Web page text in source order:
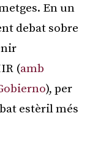
En un
debat sobre
(amb
), per
estèril més